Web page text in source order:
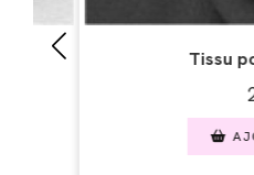
- Gris foncé